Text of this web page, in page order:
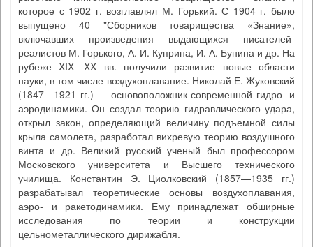
которое с 1902 г. возглавлял М. Горький. С 1904 г. было
выпущено 40 "Сборников товарищества «Знание»,
включавших произведения выдающихся писателей-
реалистов М. Горького, А. И. Куприна, И. А. Бунина и др. На
рубеже XIX—XX вв. получили развитие новые области
науки, в том числе воздухоплавание. Николай Е. Жуковский
(1847—1921 гг.) — основоположник современной гидро- и
аэродинамики. Он создал теорию гидравлического удара,
открыл закон, определяющий величину подъемной силы
крыла самолета, разработал вихревую теорию воздушного
винта и др. Великий русский ученый был профессором
Московского университета и Высшего технического
училища. Константин Э. Циолковский (1857—1935 гг.)
разрабатывал теоретические основы воздухоплавания,
аэро- и ракетодинамики. Ему принадлежат обширные
исследования по теории и конструкции
цельнометаллического дирижабля.